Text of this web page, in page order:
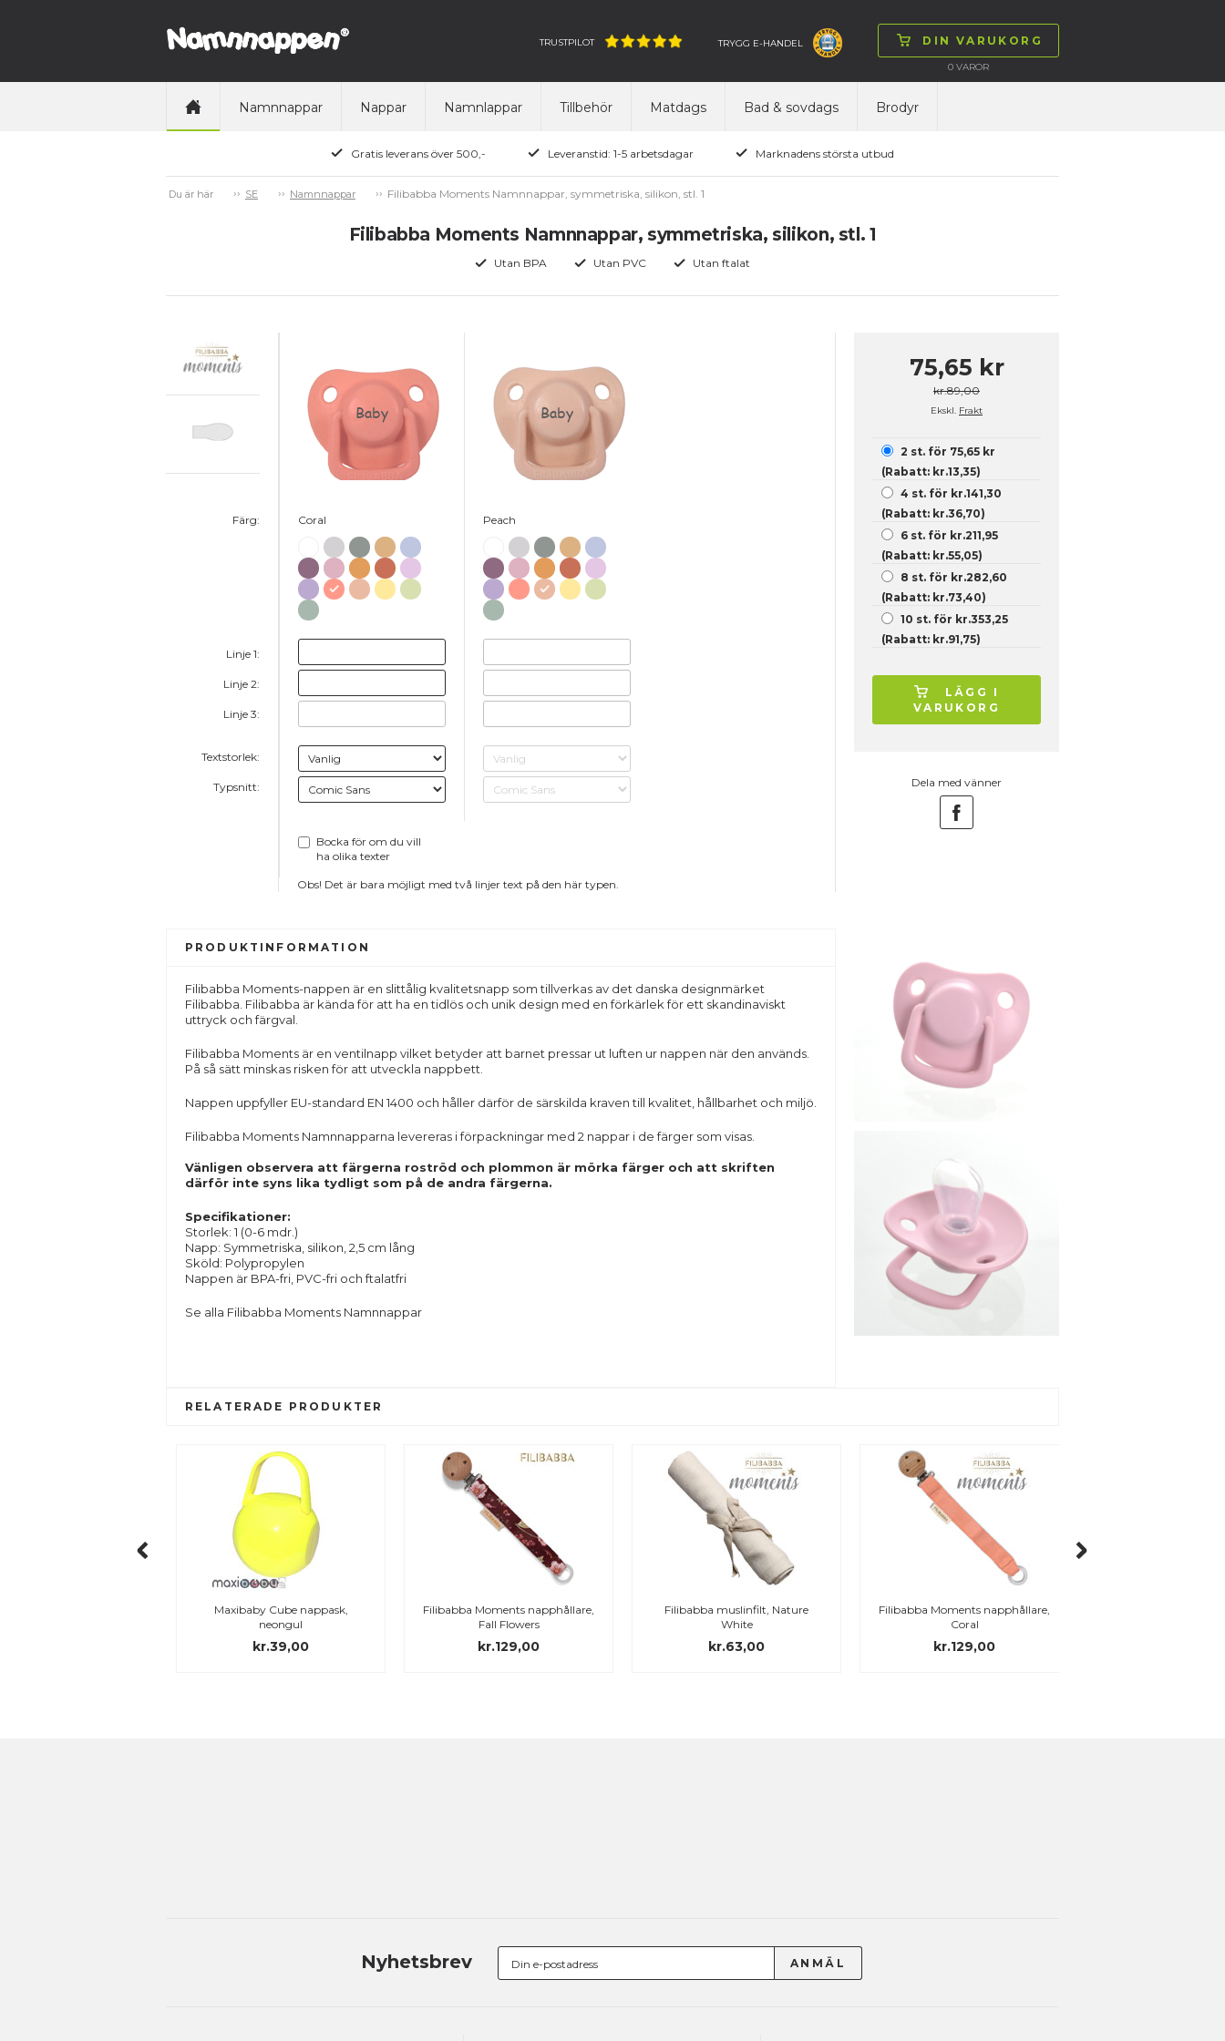
DIN VARUKORG
0VAROR
TRUSTPILOT TRYGG E-HANDEL
Namnnappar Nappar Namnlappar Tillbehör Matdags Bad & sovdags Brodyr
Gratis leverans över 500,- Leveranstid: 1-5 arbetsdagar Marknadens största utbud
Du är här SE Namnnappar Filibabba Moments Namnnappar, symmetriska, silikon, stl. 1
Filibabba Moments Namnnappar, symmetriska, silikon, stl. 1
Utan BPA Utan PVC Utan ftalat
Färg:
Linje 1:
Linje 2:
Linje 3:
Textstorlek:
Typsnitt:
Baby
Coral
Bocka för om du vill
ha olika texter
Baby
Peach
Obs! Det är bara möjligt med två linjer text på den här typen.
75,65 kr
kr.89,00
Ekskl. Frakt
2 st. för 75,65 kr
(Rabatt: kr.13,35)
4 st. för kr.141,30
(Rabatt: kr.36,70)
6 st. för kr.211,95
(Rabatt: kr.55,05)
8 st. för kr.282,60
(Rabatt: kr.73,40)
10 st. för kr.353,25
(Rabatt: kr.91,75)
LÄGG I
VARUKORG
Dela med vänner
PRODUKTINFORMATION
Filibabba Moments-nappen är en slittålig kvalitetsnapp som tillverkas av det danska designmärket
Filibabba. Filibabba är kända för att ha en tidlös och unik design med en förkärlek för ett skandinaviskt
uttryck och färgval.
Filibabba Moments är en ventilnapp vilket betyder att barnet pressar ut luften ur nappen när den används.
På så sätt minskas risken för att utveckla nappbett.
Nappen uppfyller EU-standard EN 1400 och håller därför de särskilda kraven till kvalitet, hållbarhet och miljö.
Filibabba Moments Namnnapparna levereras i förpackningar med 2 nappar i de färger som visas.
Vänligen observera att färgerna roströd och plommon är mörka färger och att skriften
därför inte syns lika tydligt som på de andra färgerna.
Specifikationer:
Storlek: 1 (0-6 mdr.)
Napp: Symmetriska, silikon, 2,5 cm lång
Sköld: Polypropylen
Nappen är BPA-fri, PVC-fri och ftalatfri
Se alla Filibabba Moments Namnnappar
RELATERADE PRODUKTER
Maxibaby Cube nappask,
neongul
kr.39,00
Filibabba Moments napphållare,
Fall Flowers
kr.129,00
Filibabba muslinfilt, Nature
White
kr.63,00
Filibabba Moments napphållare,
Coral
kr.129,00
Nyhetsbrev